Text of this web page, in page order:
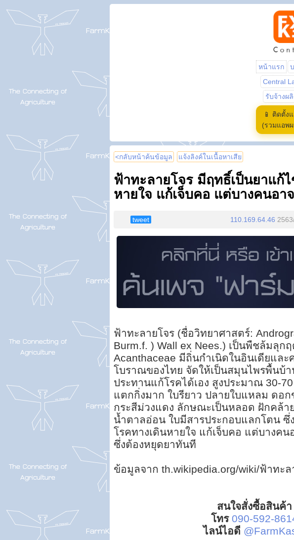
หน้าแรก
Central
รับจ้างผ
📱 ติดตั้ง
(รวมแอพ
<กลับหน้าค้นข้อมูล แจ้งลิงค์ในเนื้อหาเสีย
ฟ้าทะลายโจร มีฤทธิ์เป็นยาแก้
หายใจ แก้เจ็บคอ แต่บางคนอา
tweet 110.169.64.46
ฟ้าทะลายโจร (ชื่อวิทยาศาสตร์:
Burm.f. ) Wall ex Nees.) เป็นพืชล้มลุก
Acanthaceae มีถิ่นกำเนิดในอินเดียและ
โบราณของไทย จัดให้เป็นสมุนไพรพื้นบ้
ประทานแก้โรคได้เอง สูงประมาณ 30-
แตกกิ่งมาก ใบรียาว ปลายใบแหลม ดอ
กระสีม่วงแดง ลักษณะเป็นหลอด ฝักคล้า
น้ำตาลอ่อน ใบมีสารประกอบแลกโตน ซึ่
โรคทางเดินหายใจ แก้เจ็บคอ แต่บางคน
ซึ่งต้องหยุดยาทันที
ข้อมูลจาก th.wikipedia.org/wiki/ฟ้าทะล
สนใจสั่งซื้อสินค้า
โทร 090-592-
ไลน์ไอดี